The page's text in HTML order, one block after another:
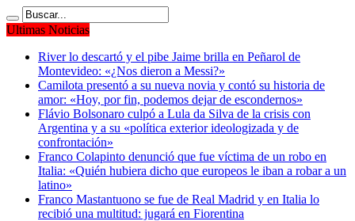
Ultimas Noticias
River lo descartó y el pibe Jaime brilla en Peñarol de
Montevideo: «¿Nos dieron a Messi?»
Camilota presentó a su nueva novia y contó su historia de
amor: «Hoy, por fin, podemos dejar de escondernos»
Flávio Bolsonaro culpó a Lula da Silva de la crisis con
Argentina y a su «política exterior ideologizada y de
confrontación»
Franco Colapinto denunció que fue víctima de un robo en
Italia: «Quién hubiera dicho que europeos le iban a robar a un
latino»
Franco Mastantuono se fue de Real Madrid y en Italia lo
recibió una multitud: jugará en Fiorentina